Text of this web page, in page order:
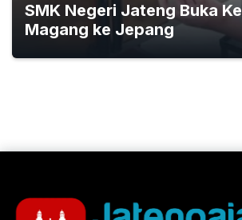
SMK Negeri Jateng Buka
Magang ke Jepang